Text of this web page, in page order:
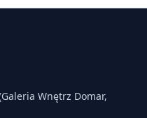
Wnętrz Domar,